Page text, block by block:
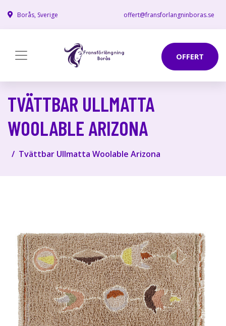
Borås, Sverige offert@fransforlangninboras.se
OFFERT
TVÄTTBAR ULLMATTA
WOOLABLE ARIZONA
Tvättbar Ullmatta Woolable Arizona